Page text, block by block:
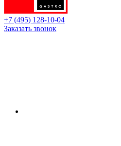
+7 (495) 128-10-04
Заказать звонок